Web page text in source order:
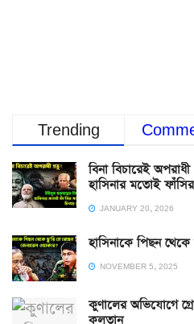
Trending
বিনা বিচারেই
হাসিনার মতোই
JANUARY 20, 2026
হাসিনাকে পিছন
NOVEMBER 5, 2025
কুণালের অভিযোগে
কলতান